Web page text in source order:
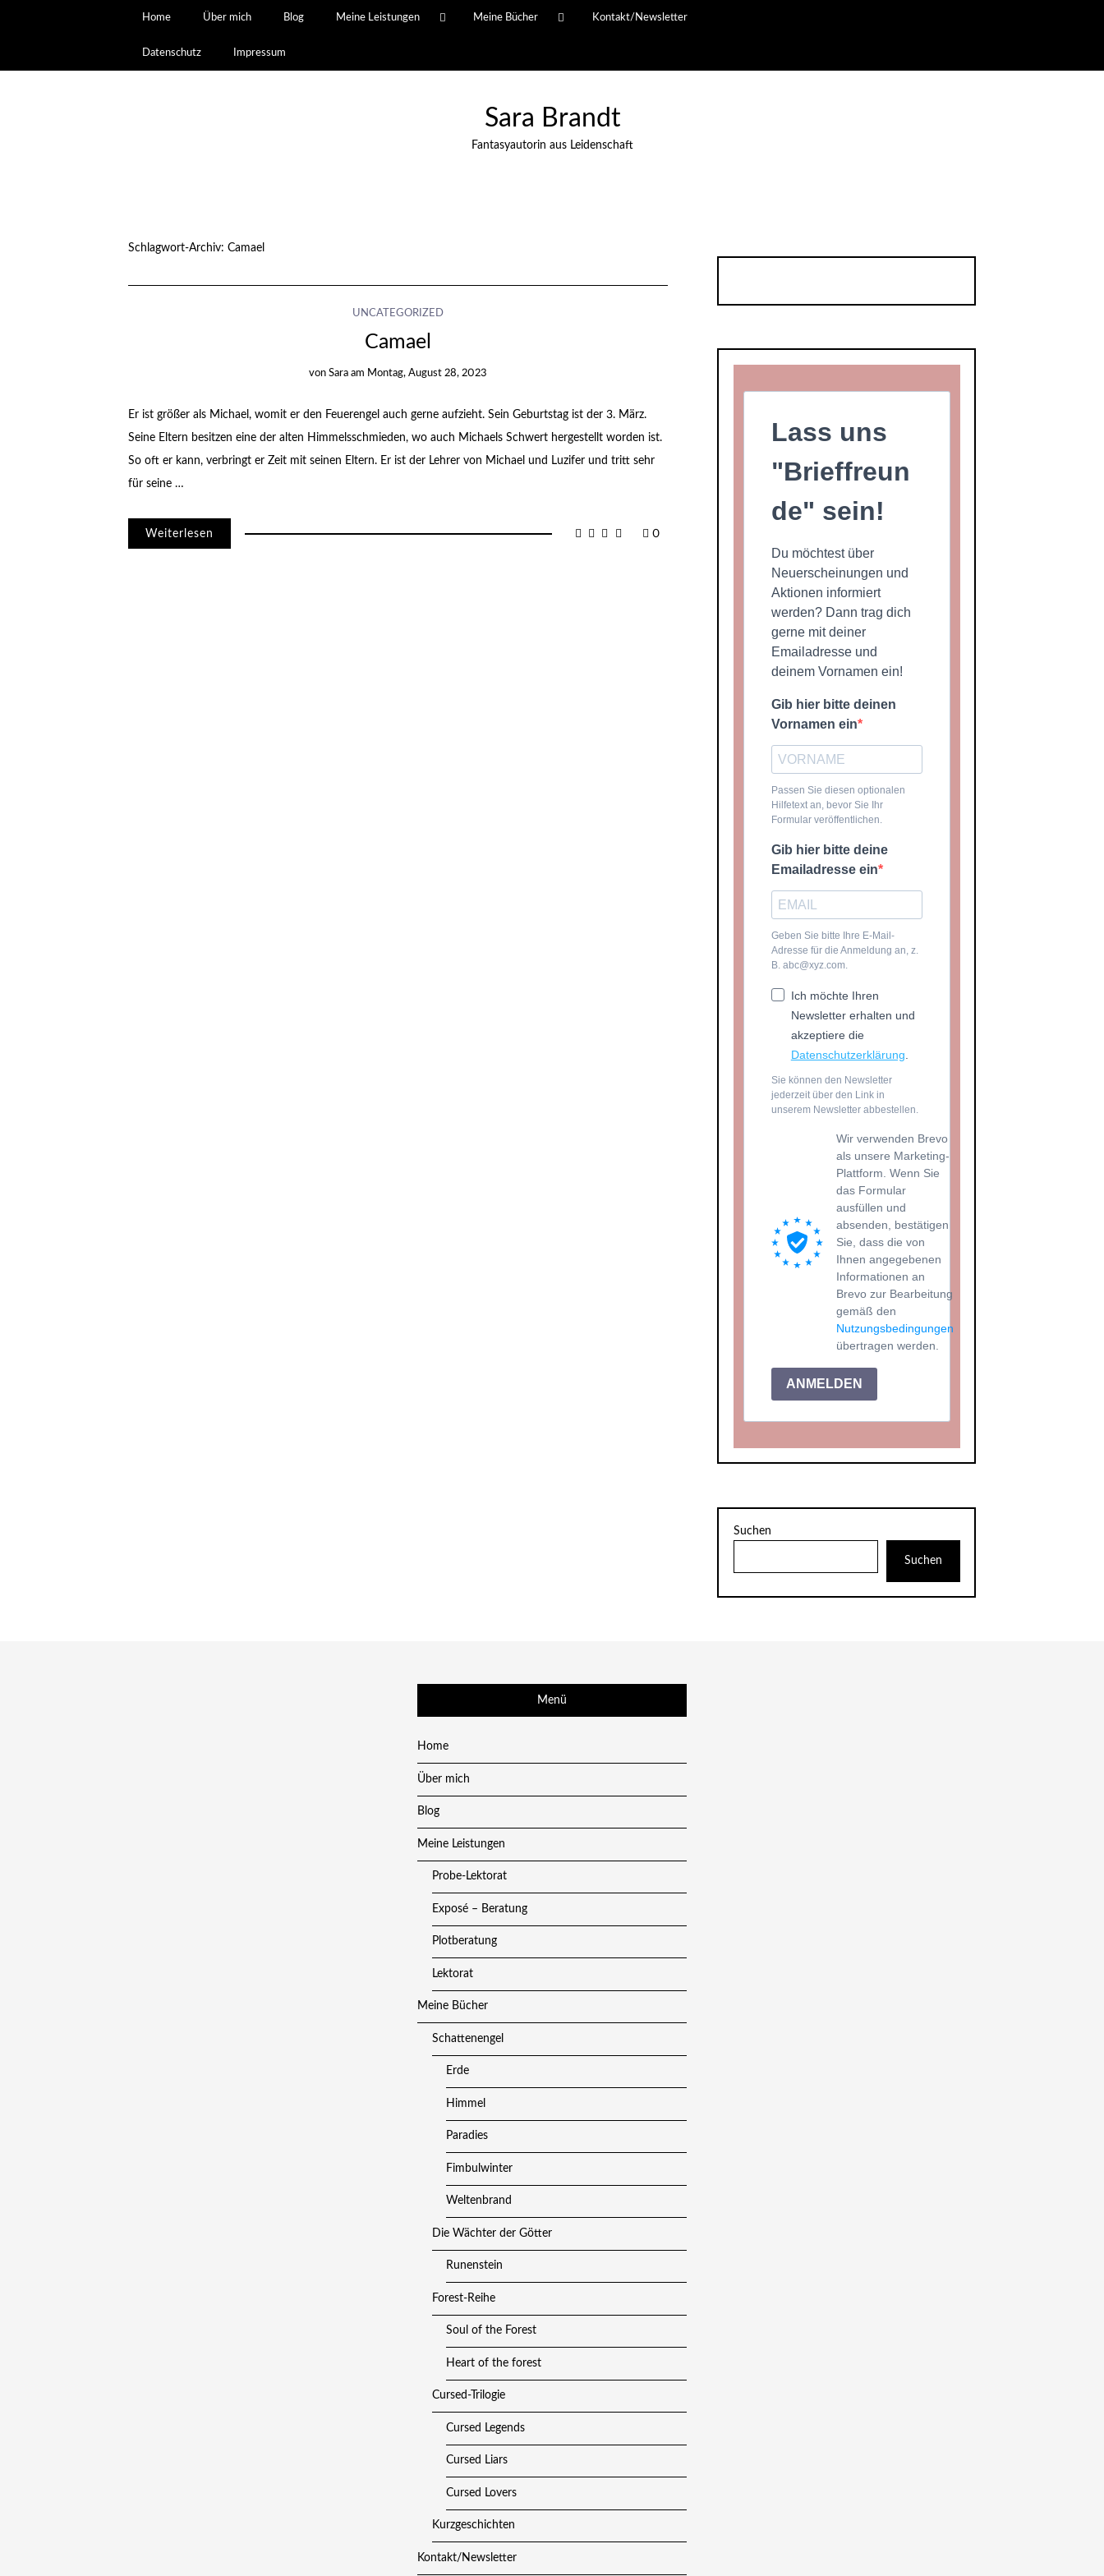
Home Über mich Blog Meine Leistungen Meine Bücher Kontakt/Newsletter
Datenschutz Impressum
Sara Brandt
Fantasyautorin aus Leidenschaft
Schlagwort-Archiv: Camael
UNCATEGORIZED
Camael
von Sara am Montag, August 28, 2023
Er ist größer als Michael, womit er den Feuerengel auch gerne aufzieht. Sein Geburtstag ist der 3. März.
Seine Eltern besitzen eine der alten Himmelsschmieden, wo auch Michaels Schwert hergestellt worden ist.
So oft er kann, verbringt er Zeit mit seinen Eltern. Er ist der Lehrer von Michael und Luzifer und tritt sehr
für seine …
Weiterlesen 0
Lass uns
"Brieffreun
de" sein!
Du möchtest über
Neuerscheinungen und
Aktionen informiert
werden? Dann trag dich
gerne mit deiner
Emailadresse und
deinem Vornamen ein!
Gib hier bitte deinen
Vornamen ein
Passen Sie diesen optionalen
Hilfetext an, bevor Sie Ihr
Formular veröffentlichen.
Gib hier bitte deine
Emailadresse ein
Geben Sie bitte Ihre E-Mail-
Adresse für die Anmeldung an, z.
B. abc@xyz.com.
Ich möchte Ihren
Newsletter erhalten und
akzeptiere die
Datenschutzerklärung
Sie können den Newsletter
jederzeit über den Link in
unserem Newsletter abbestellen.
Wir verwenden Brevo
als unsere Marketing-
Plattform. Wenn Sie
das Formular
ausfüllen und
absenden, bestätigen
Sie, dass die von
Ihnen angegebenen
Informationen an
Brevo zur Bearbeitung
gemäß den
Nutzungsbedingungen
übertragen werden.
ANMELDEN
Suchen
Suchen
Menü
Home
Über mich
Blog
Meine Leistungen
Probe-Lektorat
Exposé – Beratung
Plotberatung
Lektorat
Meine Bücher
Schattenengel
Erde
Himmel
Paradies
Fimbulwinter
Weltenbrand
Die Wächter der Götter
Runenstein
Forest-Reihe
Soul of the Forest
Heart of the forest
Cursed-Trilogie
Cursed Legends
Cursed Liars
Cursed Lovers
Kurzgeschichten
Kontakt/Newsletter